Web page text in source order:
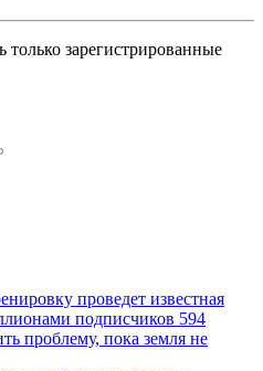
только зарегистрированные
проведет известная
подписчиков 594
проблему, пока земля не